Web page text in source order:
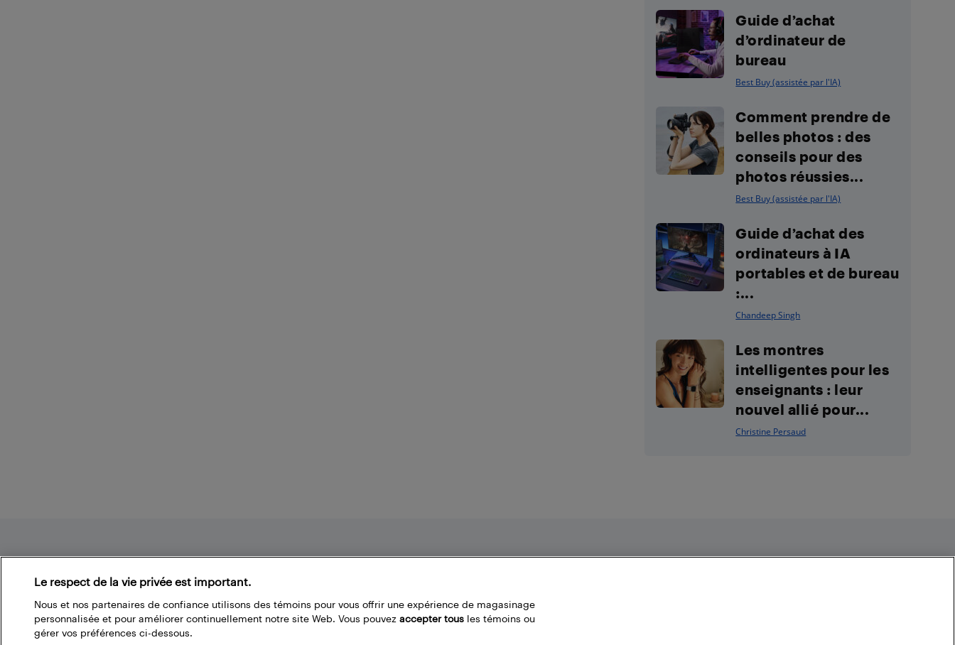
Guide d’achat
d’ordinateur de
bureau
Best Buy (assistée par l'IA)
Comment prendre de
belles photos : des
conseils pour des
photos réussies...
Best Buy (assistée par l'IA)
Guide d’achat des
ordinateurs à IA
portables et de bureau
:...
Chandeep Singh
Les montres
intelligentes pour les
enseignants : leur
nouvel allié pour...
Christine Persaud
À propos du blogue de Best Buy
Branchez-vous à la communauté Best Buy. Vous pouvez
Politique de confidentialité Bestbuy.ca
Le respect de la vie privée est important.
Nous et nos partenaires de confiance utilisons des témoins pour vous offrir une expérience de magasinage
personnalisée et pour améliorer continuellement notre site Web. Vous pouvez accepter tous les témoins ou
gérer vos préférences ci-dessous.